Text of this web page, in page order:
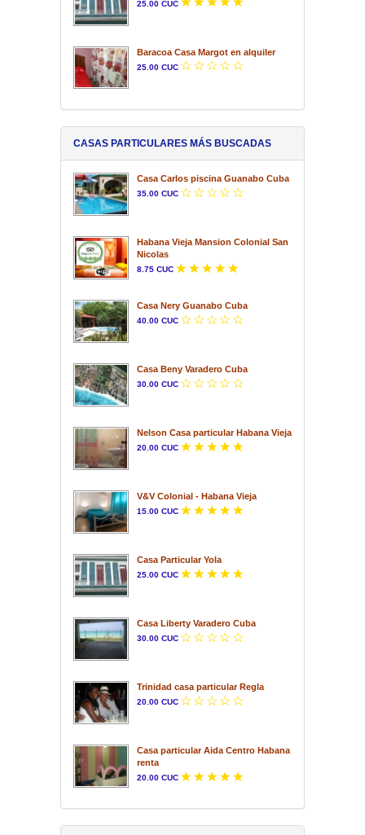
25.00 CUC
Baracoa Casa Margot en alquiler
25.00 CUC
CASAS PARTICULARES MÁS BUSCADAS
Casa Carlos piscina Guanabo Cuba
35.00 CUC
Habana Vieja Mansion Colonial San
Nicolas
8.75 CUC
Casa Nery Guanabo Cuba
40.00 CUC
Casa Beny Varadero Cuba
30.00 CUC
Nelson Casa particular Habana Vieja
20.00 CUC
V&V Colonial - Habana Vieja
15.00 CUC
Casa Particular Yola
25.00 CUC
Casa Liberty Varadero Cuba
30.00 CUC
Trinidad casa particular Regla
20.00 CUC
Casa particular Aida Centro Habana
renta
20.00 CUC